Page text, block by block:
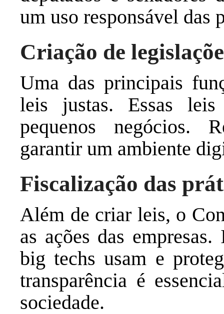
um uso responsável das
Criação de
Uma das principais
leis justas. Essas
pequenos negócios.
garantir um ambiente
Fiscalização das
Além de criar leis, o
as ações das
big techs usam e
transparência é
sociedade.